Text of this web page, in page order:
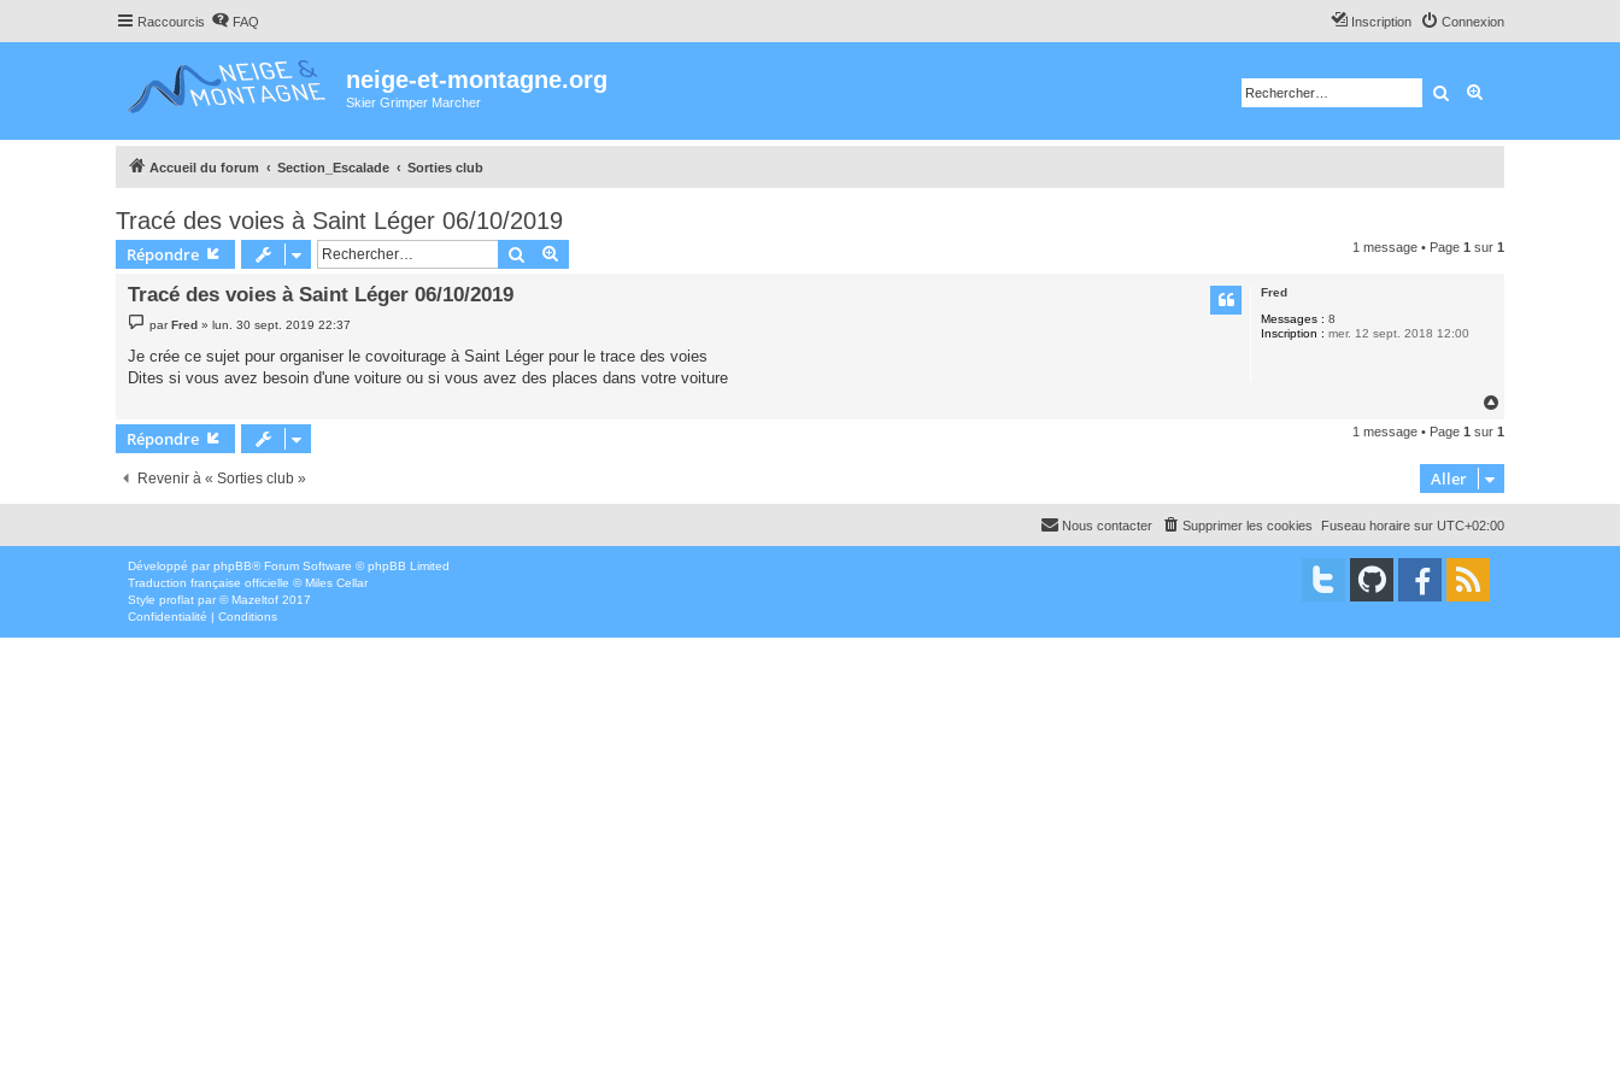
Raccourcis FAQ Connexion
Inscription
neige-et-montagne.org
Skier Grimper Marcher Rechercher
Accueil du forum Section_Escalade Sorties club
Tracé des voies à Saint Léger 06/10/2019
Répondre Rechercher 1 message • Page 1 sur 1
Fred
Messages : 8
Inscription : mer. 12 sept. 2018 12:00
Tracé des voies à Saint Léger 06/10/2019
e
s
a
parFred »lun. 30 sept. 2019 22:37
Je crée ce sujet pour organiser le covoiturage à Saint Léger pour le trace des voies
Dites si vous avez besoin d'une voiture ou si vous avez des places dans votre voiture
u
Répondre 1 message • Page 1 sur 1
Revenir à « Sorties club » Aller
Fuseau horaire sur UTC+02:00
Supprimer les cookies
Nous contacter
Développé par phpBB® Forum Software © phpBB Limited
Traduction française officielle ©Miles Cellar
Style proflat par ©Mazeltof 2017
Confidentialité | Conditions